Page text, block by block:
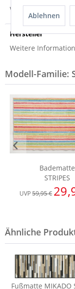
Weitere
Hersteller
Weitere
Modell-Familie:
Badematte
STRIPES
UVP59,95 €
Ablehnen